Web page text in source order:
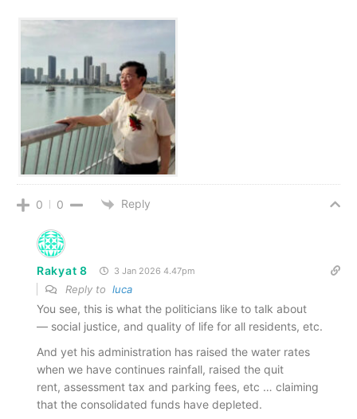
0 0 Reply
Rakyat 8 3 Jan 2026 4.47pm
Reply to luca
You see, this is what the politicians like to talk about
— social justice, and quality of life for all residents, etc.
And yet his administration has raised the water rates
when we have continues rainfall, raised the quit
rent, assessment tax and parking fees, etc … claiming
that the consolidated funds have depleted.